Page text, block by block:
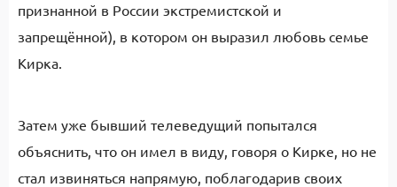
признанной в России экстремистской и
запрещённой), в котором он выразил любовь семье
Кирка.
Затем уже бывший телеведущий попытался
объяснить, что он имел в виду, говоря о Кирке, но не
стал извиняться напрямую, поблагодарив своих